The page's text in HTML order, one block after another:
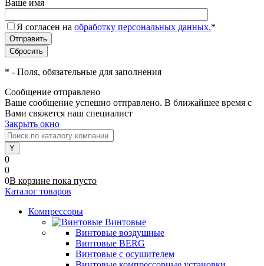
Ваше имя
Я согласен на обработку персональных данных.*
* - Поля, обязательные для заполнения
Сообщение отправлено
Ваше сообщение успешно отправлено. В ближайшее время с
Вами свяжется наш специалист
Закрыть окно
0
0
0В корзине пока пусто
Каталог товаров
Компрессоры
Винтовые
Винтовые воздушные
Винтовые BERG
Винтовые с осушителем